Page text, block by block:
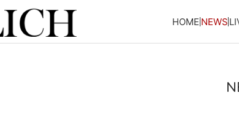
HOME NEWS